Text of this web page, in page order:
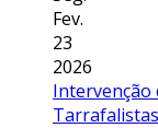
Fev.
23
2026
Intervenção
Tarrafalistas